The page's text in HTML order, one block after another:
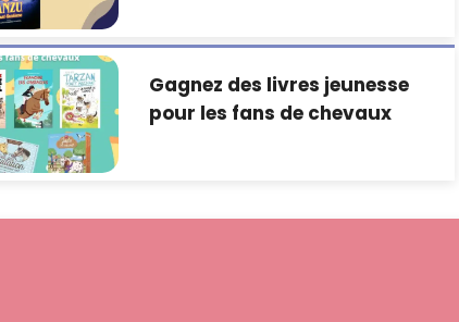
Gagnez des livres jeunesse
pour les fans de chevaux